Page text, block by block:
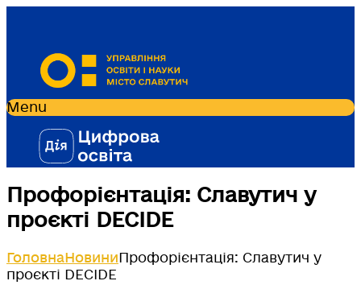
Menu
Профорієнтація: Славутич у
проєкті DECIDE
ГоловнаНовиниПрофорієнтація: Славутич у
проєкті DECIDE